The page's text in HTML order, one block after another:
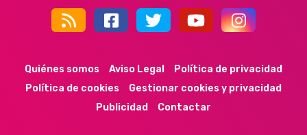
44k 9k 35k 352
Quiénes somos Aviso Legal
Política de privacidad
Política de cookies
Gestionar cookies y privacidad
Publicidad
Contactar